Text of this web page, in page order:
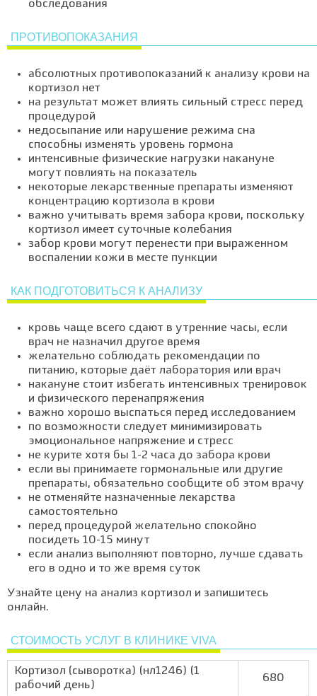
обследования
ПРОТИВОПОКАЗАНИЯ
абсолютных противопоказаний к анализу крови на
кортизол нет
на результат может влиять сильный стресс перед
процедурой
недосыпание или нарушение режима сна
способны изменять уровень гормона
интенсивные физические нагрузки накануне
могут повлиять на показатель
некоторые лекарственные препараты изменяют
концентрацию кортизола в крови
важно учитывать время забора крови, поскольку
кортизол имеет суточные колебания
забор крови могут перенести при выраженном
воспалении кожи в месте пункции
КАК ПОДГОТОВИТЬСЯ К АНАЛИЗУ
кровь чаще всего сдают в утренние часы, если
врач не назначил другое время
желательно соблюдать рекомендации по
питанию, которые даёт лаборатория или врач
накануне стоит избегать интенсивных тренировок
и физического перенапряжения
важно хорошо выспаться перед исследованием
по возможности следует минимизировать
эмоциональное напряжение и стресс
не курите хотя бы 1-2 часа до забора крови
если вы принимаете гормональные или другие
препараты, обязательно сообщите об этом врачу
не отменяйте назначенные лекарства
самостоятельно
перед процедурой желательно спокойно
посидеть 10-15 минут
если анализ выполняют повторно, лучше сдавать
его в одно и то же время суток
Узнайте цену на анализ кортизол и запишитесь
онлайн.
СТОИМОСТЬ УСЛУГ В КЛИНИКЕ VIVA
Кортизол (сыворотка) (нл1246) (1
рабочий день)
680